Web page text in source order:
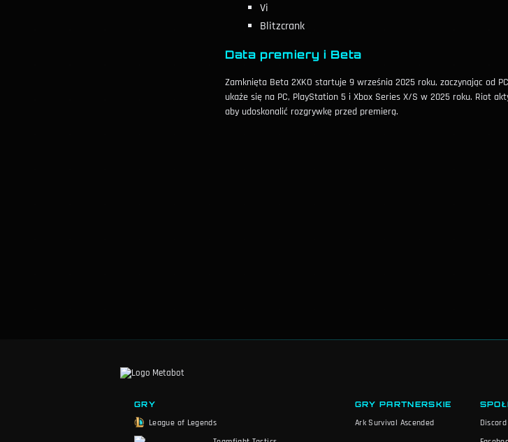
Vi
Blitzcrank
Data premiery i Beta
Zamknięta Beta 2XKO startuje 9 września 2025 roku, zaczynając od
ukaże się na PC, PlayStation 5 i Xbox Series X/S w 2025 roku. Riot
aby udoskonalić rozgrywkę przed premierą.
GRY
League of Legends
GRY PARTNERSKIE
Ark Survival Ascended
Discord